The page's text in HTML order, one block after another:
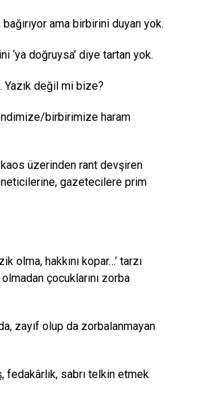
ama birbirini duyan yok.
‘ya doğruysa’ diye tartan yok.
Yazık değil mi bize?
birbirimize haram
üzerinden rant devşiren
gazetecilere prim
olma, hakkını kopar…’ tarzı
çocuklarını zorba
zayıf olup da zorbalanmayan
fedakârlık, sabrı telkin etmek